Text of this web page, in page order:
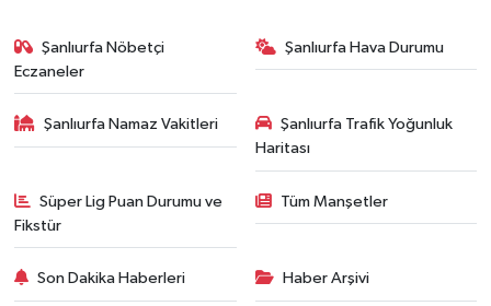
Şanlıurfa Nöbetçi
Eczaneler
Şanlıurfa Hava Durumu
Şanlıurfa Namaz Vakitleri
Şanlıurfa Trafik Yoğunluk
Haritası
Süper Lig Puan Durumu ve
Fikstür
Tüm Manşetler
Son Dakika Haberleri Haber Arşivi